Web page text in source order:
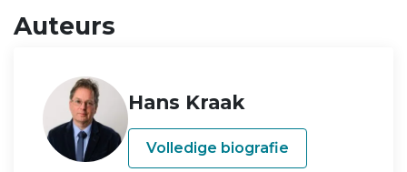
Auteurs
Hans Kraak
Volledige biografie